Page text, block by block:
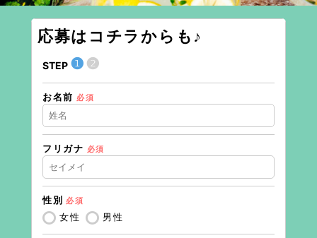
応募はコチラからも♪
STEP ❶❷
お名前 必須
フリガナ 必須
性別 必須
女性 男性